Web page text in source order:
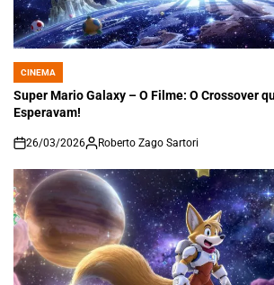
POSTED
IN
CINEMA
Super Mario Galaxy – O Filme: O Crossover
Esperavam!
on
26/03/2026 Roberto Zago Sartori